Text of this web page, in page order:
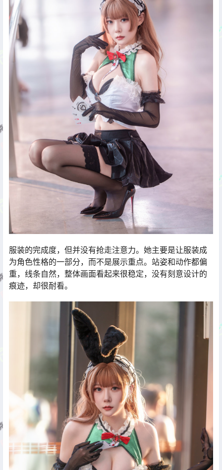
服装的完成度，但并没有抢走注意力。她主要是让服装成
为角色性格的一部分，而不是展示重点。站姿和动作都偏
重，线条自然，整体画面看起来很稳定，没有刻意设计的
痕迹，却很耐看。